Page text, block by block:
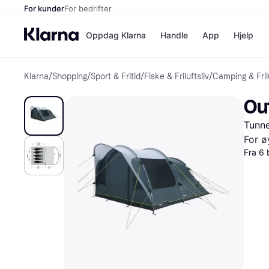
For kunderFor bedrifter
Oppdag Klarna
Betal nå
Betal i 3
Betal innen
Finansiering
Handle
Butikker
App Hjelp
Klarna/Shopping/Sport & Fritid/Fiske & Friluftsliv/Camping &
For
Fra 6